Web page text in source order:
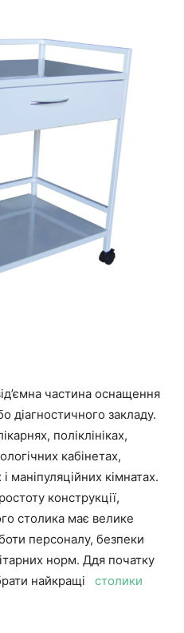
частина оснащення
діагностичного закладу.
поліклініках,
кабінетах,
маніпуляційних кімнатах.
конструкції,
столика має велике
персоналу, безпеки
норм. Ддя початку
найкращі столики